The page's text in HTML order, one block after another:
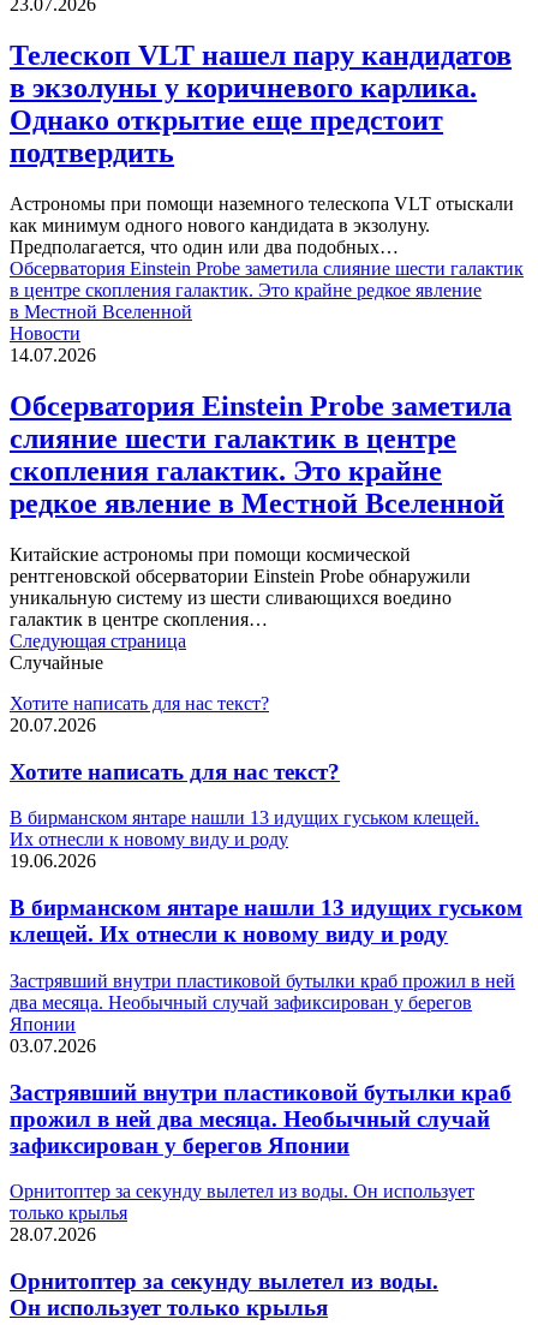
23.07.2026
Телескоп VLT нашел пару кандидатов
в экзолуны у коричневого карлика.
Однако открытие еще предстоит
подтвердить
Астрономы при помощи наземного телескопа VLT отыскали
как минимум одного нового кандидата в экзолуну.
Предполагается, что один или два подобных…
Обсерватория Einstein Probe заметила слияние шести галактик
в центре скопления галактик. Это крайне редкое явление
в Местной Вселенной
Новости
14.07.2026
Обсерватория Einstein Probe заметила
слияние шести галактик в центре
скопления галактик. Это крайне
редкое явление в Местной Вселенной
Китайские астрономы при помощи космической
рентгеновской обсерватории Einstein Probe обнаружили
уникальную систему из шести сливающихся воедино
галактик в центре скопления…
Следующая страница
Случайные
Хотите написать для нас текст?
20.07.2026
Хотите написать для нас текст?
В бирманском янтаре нашли 13 идущих гуськом клещей.
Их отнесли к новому виду и роду
19.06.2026
В бирманском янтаре нашли 13 идущих гуськом
клещей. Их отнесли к новому виду и роду
Застрявший внутри пластиковой бутылки краб прожил в ней
два месяца. Необычный случай зафиксирован у берегов
Японии
03.07.2026
Застрявший внутри пластиковой бутылки краб
прожил в ней два месяца. Необычный случай
зафиксирован у берегов Японии
Орнитоптер за секунду вылетел из воды. Он использует
только крылья
28.07.2026
Орнитоптер за секунду вылетел из воды.
Он использует только крылья